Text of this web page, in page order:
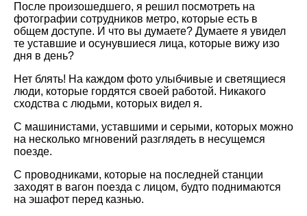
После произошедшего, я решил посмотреть на
фотографии сотрудников метро, которые есть в
общем доступе. И что вы думаете? Думаете я увидел
те уставшие и осунувшиеся лица, которые вижу изо
дня в день?
Нет блять! На каждом фото улыбчивые и светящиеся
люди, которые гордятся своей работой. Никакого
сходства с людьми, которых видел я.
С машинистами, уставшими и серыми, которых можно
на несколько мгновений разглядеть в несущемся
поезде.
С проводниками, которые на последней станции
заходят в вагон поезда с лицом, будто поднимаются
на эшафот перед казнью.